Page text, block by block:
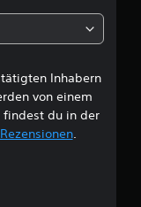
n
Inhabern
von einem
findest du in der
.